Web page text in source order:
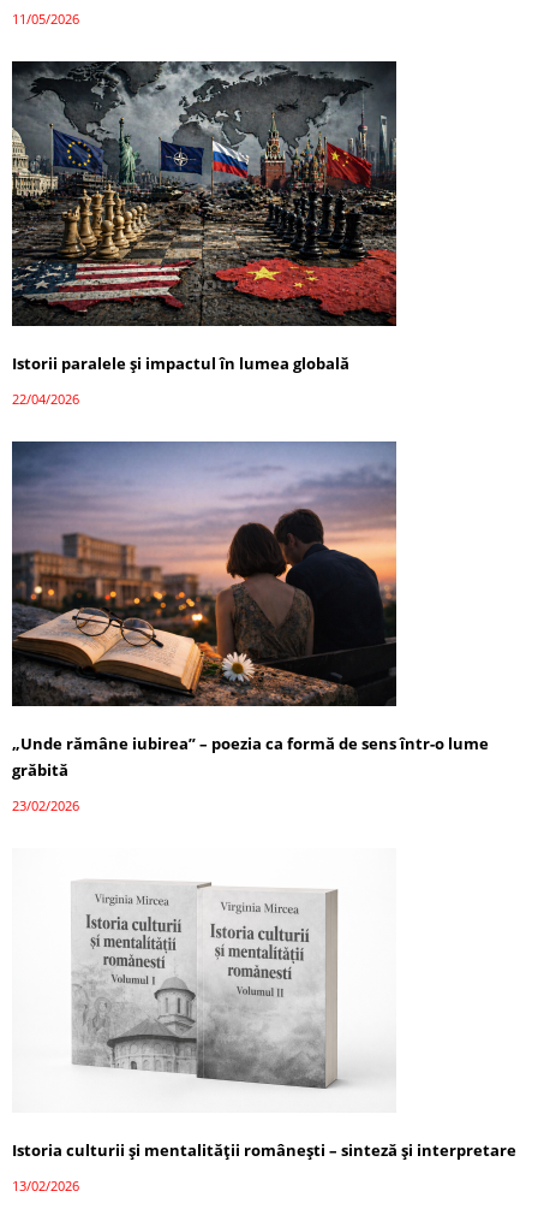
11/05/2026
Istorii paralele și impactul în lumea globală
22/04/2026
„Unde rămâne iubirea” – poezia ca formă de sens într-o lume
grăbită
23/02/2026
Istoria culturii și mentalității românești – sinteză și interpretare
13/02/2026